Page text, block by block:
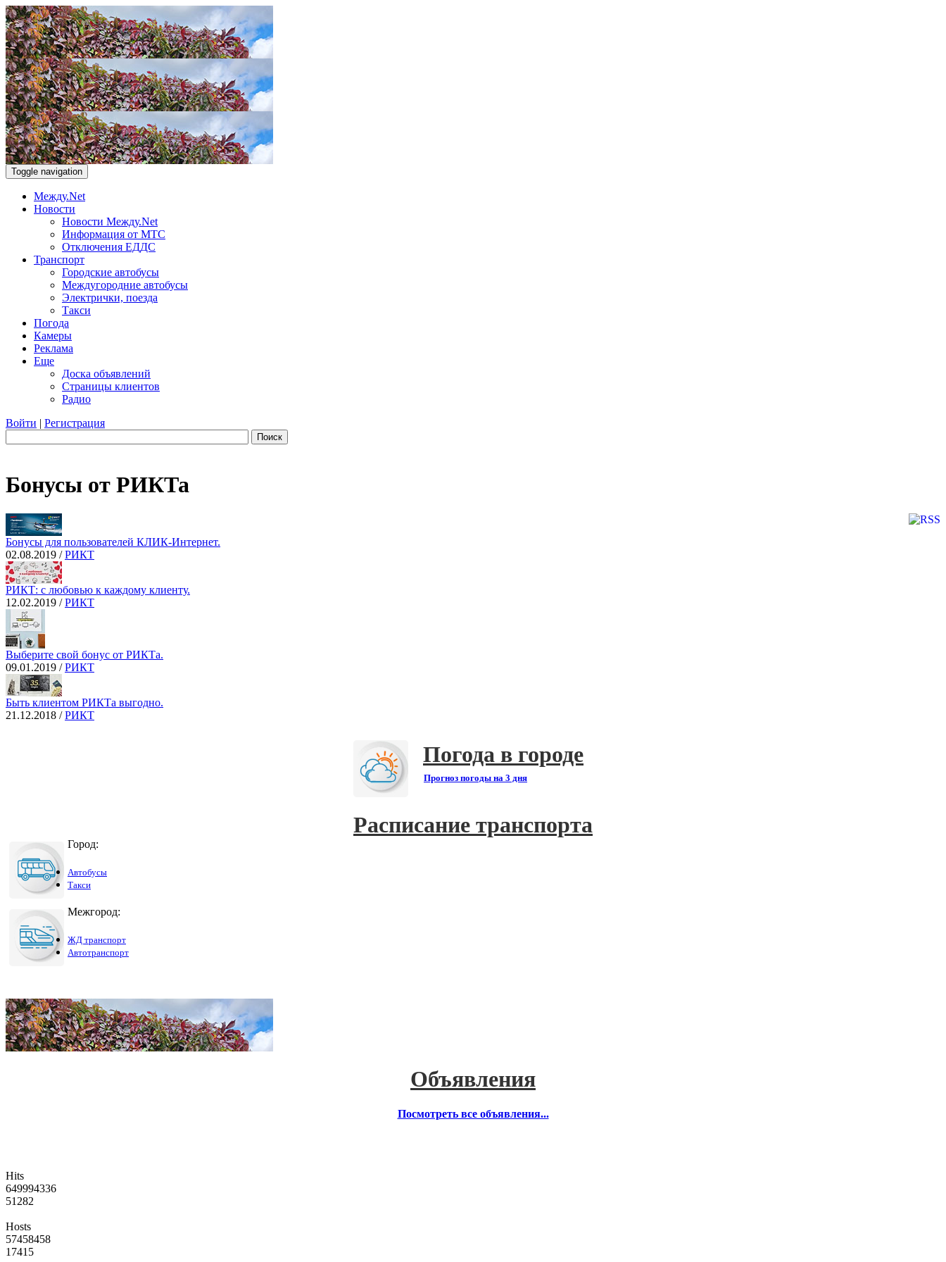
Toggle navigation
Между.Net
Новости
Новости Между.Net
Информация от МТС
Отключения ЕДДС
Транспорт
Городские автобусы
Междугородние автобусы
Электрички, поезда
Такси
Погода
Камеры
Реклама
Еще
Доска объявлений
Страницы клиентов
Радио
Войти | Регистрация
Поиск
Бонусы от РИКТа
Бонусы для пользователей КЛИК-Интернет.
02.08.2019 /РИКТ
РИКТ: с любовью к каждому клиенту.
12.02.2019 /РИКТ
Выберите свой бонус от РИКТа.
09.01.2019 /РИКТ
Быть клиентом РИКТа выгодно.
21.12.2018 /РИКТ
Погода в городе
Прогноз погоды на 3 дня
Расписание транспорта
Город:
Автобусы
Такси
Межгород:
ЖД транспорт
Автотранспорт
Объявления
Посмотреть все объявления...
Hits
649994336
51282
Hosts
57458458
17415